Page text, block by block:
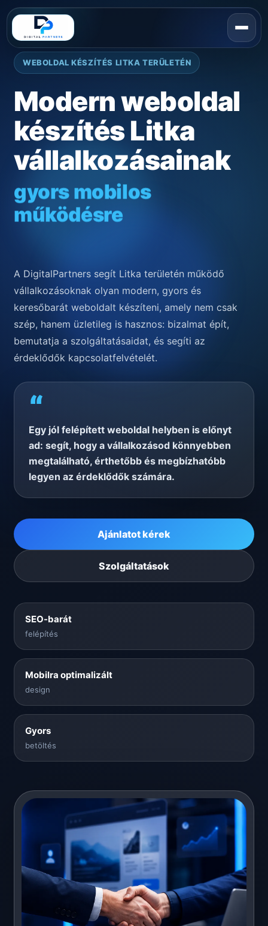
WEBOLDAL KÉSZÍTÉS LITKA TERÜLETÉN
Modern weboldal
készítés Litka
vállalkozásainak
gyors mobilos
működésre
A DigitalPartners segít Litka területén működő
vállalkozásoknak olyan modern, gyors és
keresőbarát weboldalt készíteni, amely nem csak
szép, hanem üzletileg is hasznos: bizalmat épít,
bemutatja a szolgáltatásaidat, és segíti az
érdeklődők kapcsolatfelvételét.
“
Egy jól felépített weboldal helyben is előnyt
ad: segít, hogy a vállalkozásod könnyebben
megtalálható, érthetőbb és megbízhatóbb
legyen az érdeklődők számára.
Ajánlatot kérek
Szolgáltatások
SEO-barát
felépítés
Mobilra optimalizált
design
Gyors
betöltés